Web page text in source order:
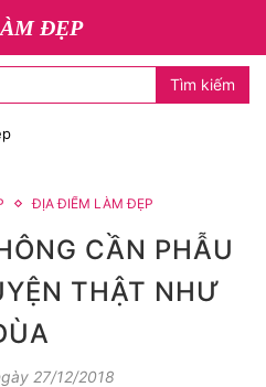
ĐẸP
Tìm kiếm
ĐỊA ĐIỂM LÀM ĐẸP
CẦN PHẪU
THẬT NHƯ
27/12/2018